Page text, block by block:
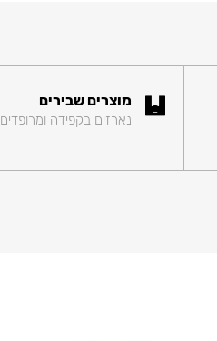
מוצרים שבירים
נארזים בקפידה ומרופדים